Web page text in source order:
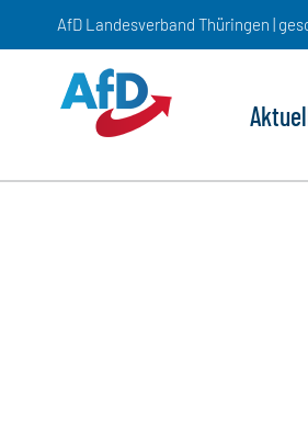
AfD Landesverband Thüringen |